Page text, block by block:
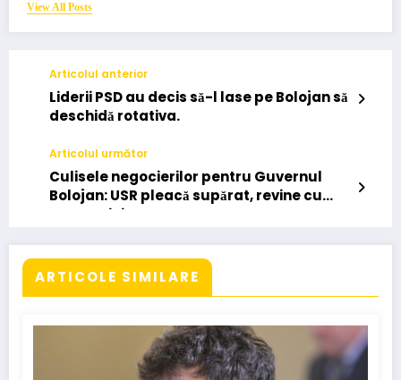
View All Posts
Articolul anterior
Liderii PSD au decis să-l lase pe Bolojan să
deschidă rotativa.
Articolul următor
Culisele negocierilor pentru Guvernul
Bolojan: USR pleacă supărat, revine cu
patru ministere
ARTICOLE SIMILARE